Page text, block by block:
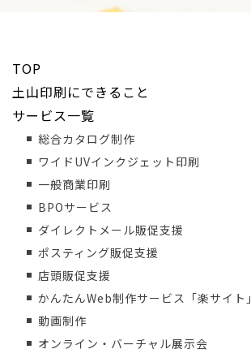
TOP
土山印刷にできること
サービス一覧
総合カタログ制作
ワイドUVインクジェット印刷
一般商業印刷
BPOサービス
ダイレクトメール販促支援
ポスティング販促支援
店頭販促支援
かんたんWeb制作サービス「楽サイト」
動画制作
オンライン・バーチャル展示会